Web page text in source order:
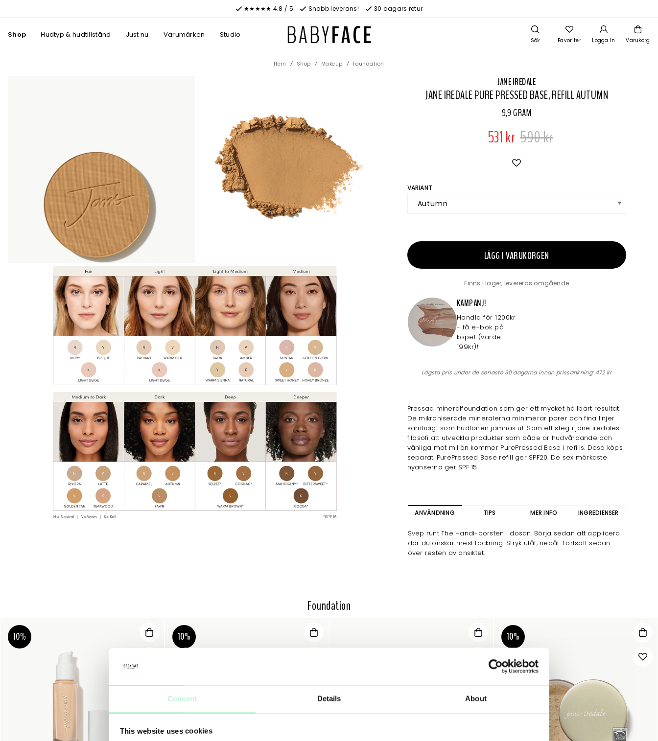
Consent Details About
This website uses cookies
★★★★★ 4.8 / 5 Snabb leverans! 30 dagars retur
Shop Hudtyp & hudtillstånd Just nu Varumärken Studio
Varukorg
Logga In
Favoriter
Sök
Hem Shop Makeup Foundation
JANE IREDALE
JANE IREDALE PURE PRESSED BASE, REFILL AUTUMN
9,9 GRAM
531 kr 590 kr
VARIANT
LÄGG I VARUKORGEN
Finns i lager, levereras omgående
KAMPANJ!
Handla för 1200kr
- få e-bok på
köpet (värde
199kr)!
Lägsta pris under de senaste 30 dagarna innan prissänkning: 472 kr
Pressad mineralfoundation som ger ett mycket hållbart resultat.
De mikroniserade mineralerna minimerar porer och fina linjer
samtidigt som hudtonen jämnas ut. Som ett steg i jane iredales
filosofi att utveckla produkter som både är hudvårdande och
vänliga mot miljön kommer PurePressed Base i refills. Dosa köps
separat. PurePressed Base refill ger SPF20. De sex mörkaste
nyanserna ger SPF 15.
ANVÄNDNING TIPS MER INFO INGREDIENSER
Svep runt The Handi-borsten i dosan. Börja sedan att applicera
där du önskar mest täckning. Stryk utåt, nedåt. Fortsätt sedan
över resten av ansiktet.
Foundation
10% 10% 10%